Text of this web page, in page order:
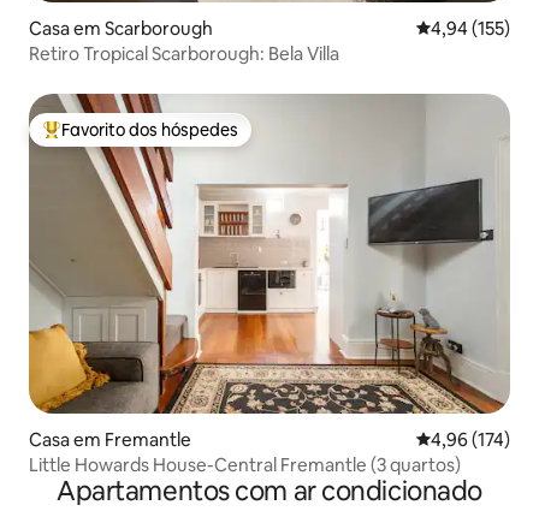
Casa em Scarborough Classificação
4,94 (155)
Retiro Tropical Scarborough: Bela Villa
Favoritos dos hóspedes mais apreciados
Favorito dos hóspedes
Casa em Fremantle Classificação
4,96 (174)
Little Howards House-Central Fremantle (3 quartos)
Apartamentos com ar condicionado